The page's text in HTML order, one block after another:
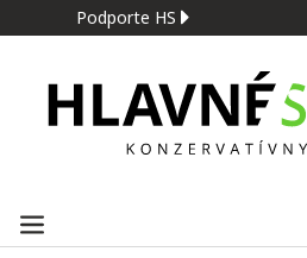
Podporte HS